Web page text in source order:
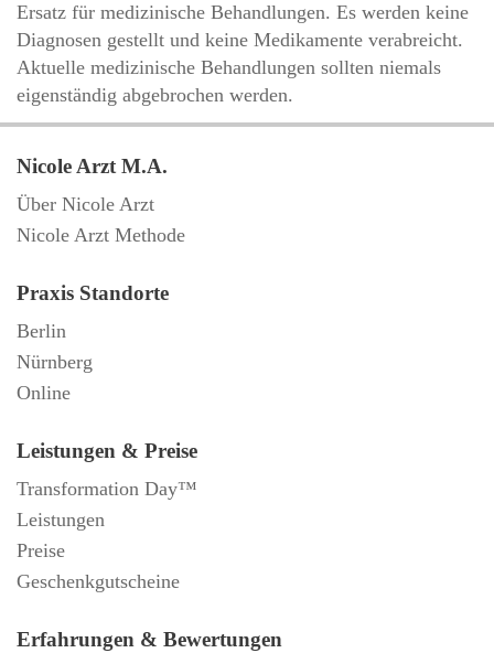
Ersatz für medizinische Behandlungen. Es werden keine
Diagnosen gestellt und keine Medikamente verabreicht.
Aktuelle medizinische Behandlungen sollten niemals
eigenständig abgebrochen werden.
Nicole Arzt M.A.
Über Nicole Arzt
Nicole Arzt Methode
Praxis Standorte
Berlin
Nürnberg
Online
Leistungen & Preise
Transformation Day™
Leistungen
Preise
Geschenkgutscheine
Erfahrungen & Bewertungen